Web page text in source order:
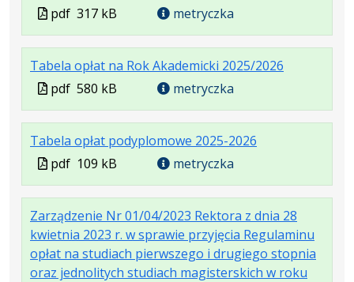
formacie:
pdf
317
kB
w
nowej
Plik
w
formacie
pdf 317 kB metryczka
Tabela opłat na Rok Akademicki 2025/2026
formacie:
580
w
Plik
w
formacie
pdf 580 kB metryczka
Tabela opłat podyplomowe 2025-2026
formacie:
pdf
109
kB
w
nowej
karcie.
Plik
w
formacie
pdf 109 kB metryczka
Zarządzenie Nr 01/04/2023 Rektora z dnia 28
kwietnia 2023 r. w sprawie przyjęcia Regulaminu
opłat na studiach pierwszego i drugiego stopnia
oraz jednolitych studiach magisterskich w roku